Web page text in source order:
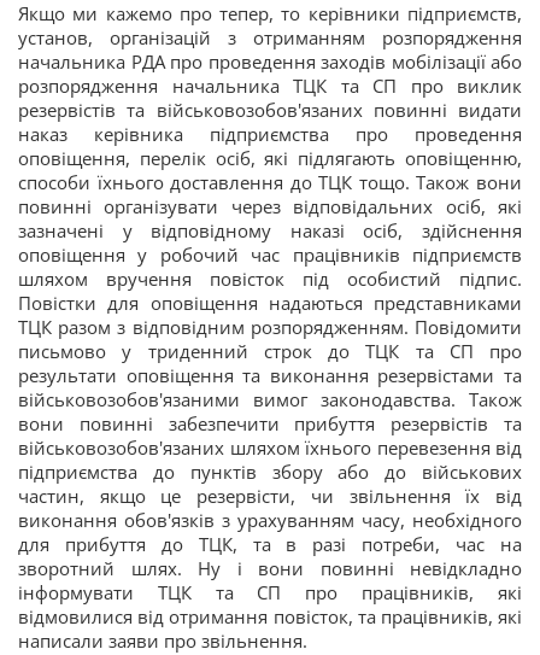
Якщо ми кажемо про тепер, то керівники підприємств,
установ, організацій з отриманням розпорядження
начальника РДА про проведення заходів мобілізації або
розпорядження начальника ТЦК та СП про виклик
резервістів та військовозобов'язаних повинні видати
наказ керівника підприємства про проведення
оповіщення, перелік осіб, які підлягають оповіщенню,
способи їхнього доставлення до ТЦК тощо. Також вони
повинні організувати через відповідальних осіб, які
зазначені у відповідному наказі осіб, здійснення
оповіщення у робочий час працівників підприємств
шляхом вручення повісток під особистий підпис.
Повістки для оповіщення надаються представниками
ТЦК разом з відповідним розпорядженням. Повідомити
письмово у триденний строк до ТЦК та СП про
результати оповіщення та виконання резервістами та
військовозобов'язаними вимог законодавства. Також
вони повинні забезпечити прибуття резервістів та
військовозобов'язаних шляхом їхнього перевезення від
підприємства до пунктів збору або до військових
частин, якщо це резервісти, чи звільнення їх від
виконання обов'язків з урахуванням часу, необхідного
для прибуття до ТЦК, та в разі потреби, час на
зворотний шлях. Ну і вони повинні невідкладно
інформувати ТЦК та СП про працівників, які
відмовилися від отримання повісток, та працівників, які
написали заяви про звільнення.